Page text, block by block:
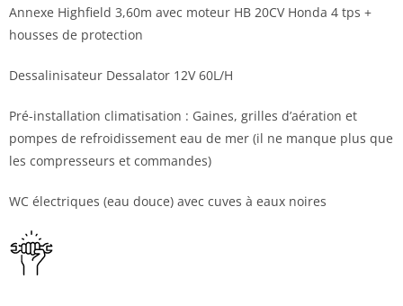
Annexe Highfield 3,60m avec moteur HB 20CV Honda 4 tps +
housses de protection
Dessalinisateur Dessalator 12V 60L/H
Pré-installation climatisation : Gaines, grilles d’aération et
pompes de refroidissement eau de mer (il ne manque plus que
les compresseurs et commandes)
WC électriques (eau douce) avec cuves à eaux noires